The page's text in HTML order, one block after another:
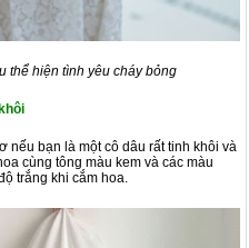
thể hiện tình yêu cháy bỏng
nếu bạn là một cô dâu rất tinh khôi và
cùng tông màu kem và các màu
trắng khi cắm hoa.